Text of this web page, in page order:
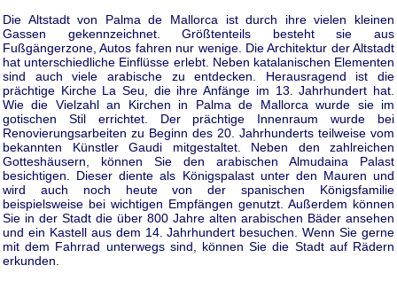
Die Altstadt von Palma de Mallorca ist durch ihre vielen kleinen
Gassen gekennzeichnet. Größtenteils besteht sie aus
Fußgängerzone, Autos fahren nur wenige. Die Architektur der Altstadt
hat unterschiedliche Einflüsse erlebt. Neben katalanischen Elementen
sind auch viele arabische zu entdecken. Herausragend ist die
prächtige Kirche La Seu, die ihre Anfänge im 13. Jahrhundert hat.
Wie die Vielzahl an Kirchen in Palma de Mallorca wurde sie im
gotischen Stil errichtet. Der prächtige Innenraum wurde bei
Renovierungsarbeiten zu Beginn des 20. Jahrhunderts teilweise vom
bekannten Künstler Gaudi mitgestaltet. Neben den zahlreichen
Gotteshäusern, können Sie den arabischen Almudaina Palast
besichtigen. Dieser diente als Königspalast unter den Mauren und
wird auch noch heute von der spanischen Königsfamilie
beispielsweise bei wichtigen Empfängen genutzt. Außerdem können
Sie in der Stadt die über 800 Jahre alten arabischen Bäder ansehen
und ein Kastell aus dem 14. Jahrhundert besuchen. Wenn Sie gerne
mit dem Fahrrad unterwegs sind, können Sie die Stadt auf Rädern
erkunden.